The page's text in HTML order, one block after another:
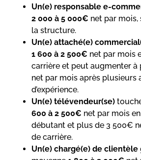
Un(e) responsable e-
2 000 à 5 000€ net par
la structure.
Un(e) attaché(e)
1 600 à 2 500€ net par mois
carrière et peut augmenter à
net par mois après plusieurs
d’expérience.
Un(e) télévendeur(se)
600 à 2 500€ net par mois
débutant et plus de 3 500€
de carrière.
Un(e) chargé(e) de clientèle